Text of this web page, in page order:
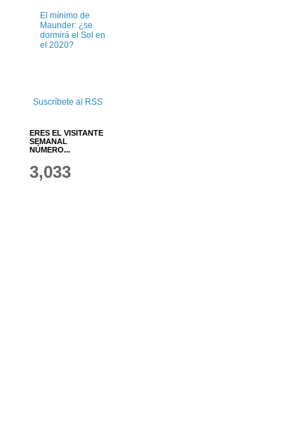
El mínimo de
Maunder: ¿se
dormirá el Sol en
el 2020?
Suscríbete al RSS
ERES EL VISITANTE
SEMANAL
NÚMERO...
3,033